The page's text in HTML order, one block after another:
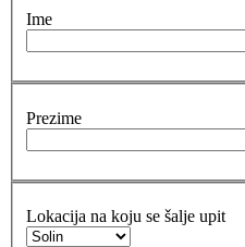
Ime
Prezime
Lokacija na koju se šalje upit